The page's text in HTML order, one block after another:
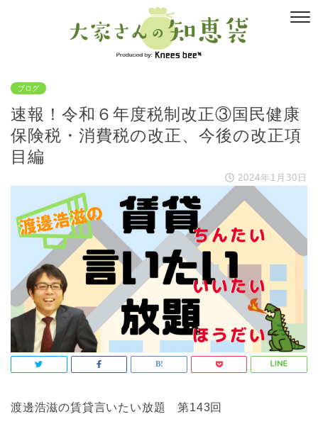
ブログ
速報！令和６年度税制改正③国民健康
保険税・消費税の改正、今後の改正項
目編
2024年1月30日
渡邊浩滋の賃貸言いたい放題 第143回